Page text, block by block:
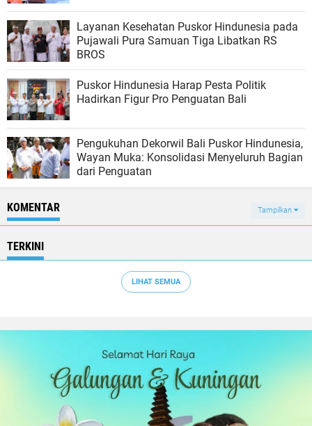
Layanan Kesehatan Puskor Hindunesia pada
Pujawali Pura Samuan Tiga Libatkan RS
BROS
Puskor Hindunesia Harap Pesta Politik
Hadirkan Figur Pro Penguatan Bali
Pengukuhan Dekorwil Bali Puskor Hindunesia,
Wayan Muka: Konsolidasi Menyeluruh Bagian
dari Penguatan
KOMENTAR Tampilkan
TERKINI
LIHAT SEMUA